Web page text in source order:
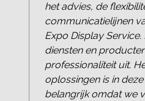
het advies, de
communicatielijnen
Expo Display
diensten en
professionaliteit uit.
oplossingen is in
belangrijk omdat we